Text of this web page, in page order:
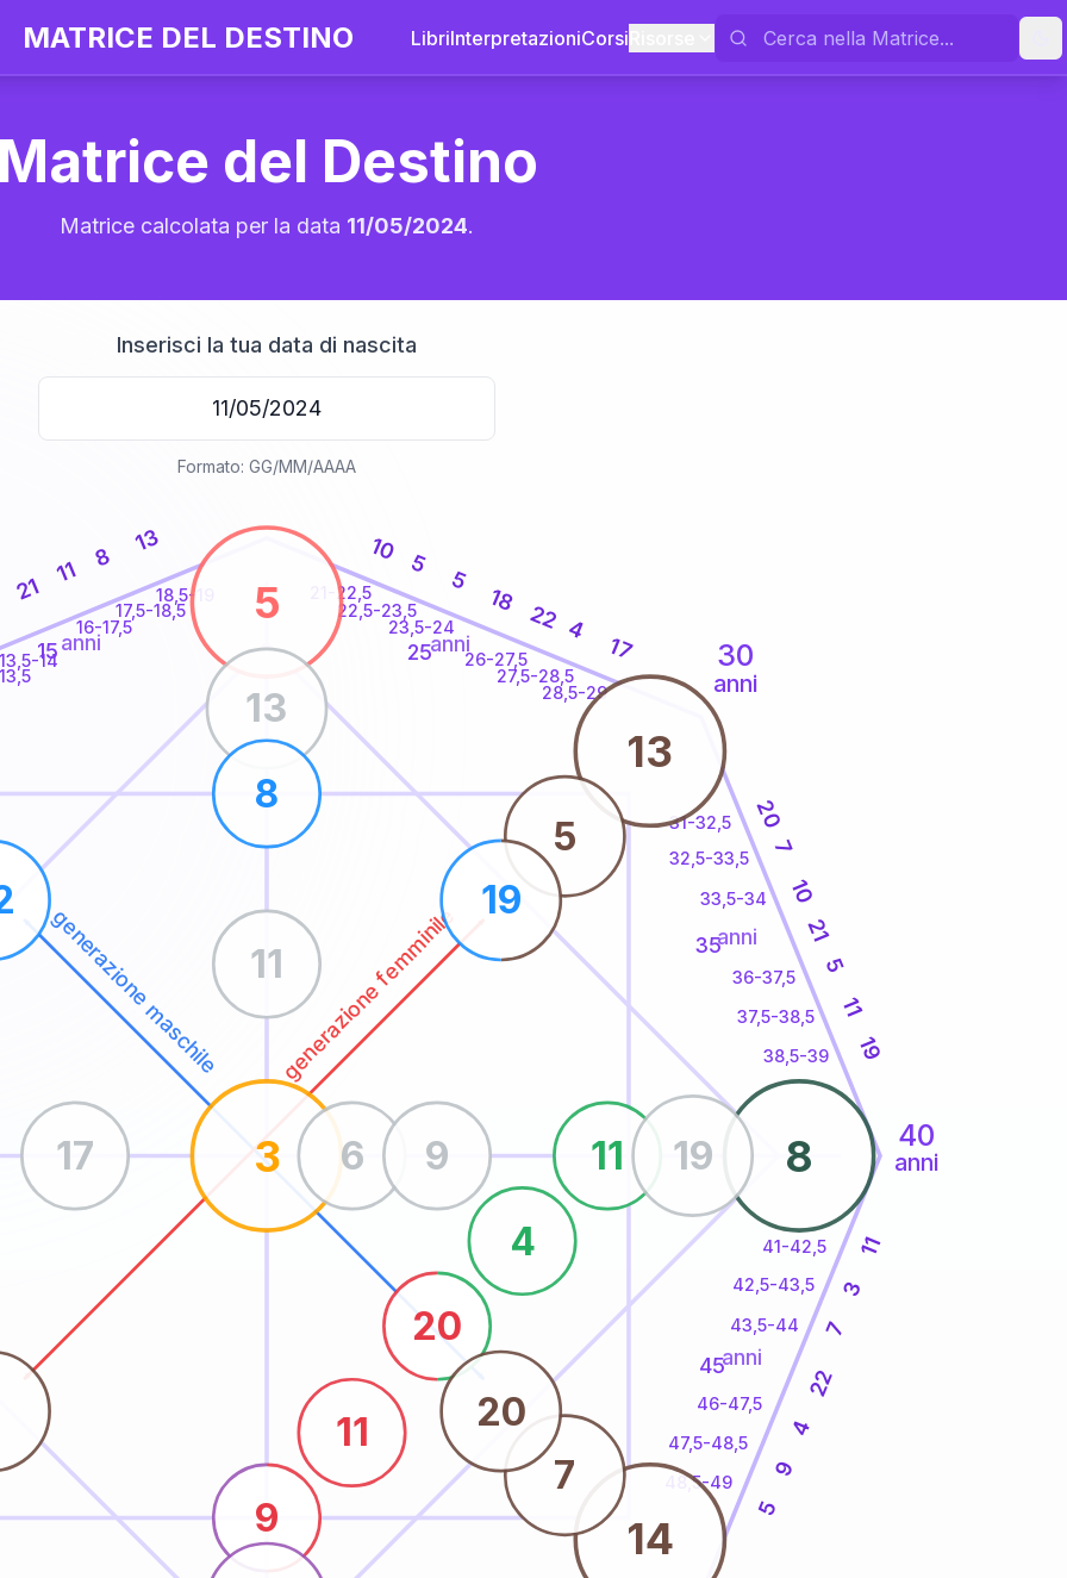
MATRICE DEL DESTINO LibriInterpretazioniCorsi
Matrice del Destino
Matrice calcolata per la data 11/05/2024.
Inserisci la tua data di nascita
Formato: GG/MM/AAAA
generazione maschile generazione femminile
20
30
anni
40
anni
13,5-14
16-17,5
17,5-18,5
18,5-19 21-22,5
22,5-23,5
23,5-24
26-27,5
27,5-28,5
28,5-29
31-32,5
32,5-33,5
33,5-34
36-37,5
37,5-38,5
38,5-39
41-42,5
42,5-43,5
43,5-44
46-47,5
47,5-48,5
48,5-49
21
11 8
13 10 5
5
18
22 4
17
20
7
10
21
5
11
19
11
3
7
22
4
9
5
5
8
3
13
14
9
11
20
4
11
13
19
8
6 9
17
11
5
19
7
20
15anni 25anni
35anni
45anni